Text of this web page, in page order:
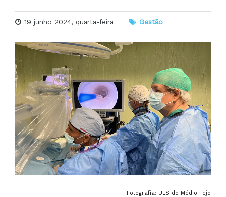
19 junho 2024, quarta-feira Gestão
Fotografia: ULS do Médio Tejo